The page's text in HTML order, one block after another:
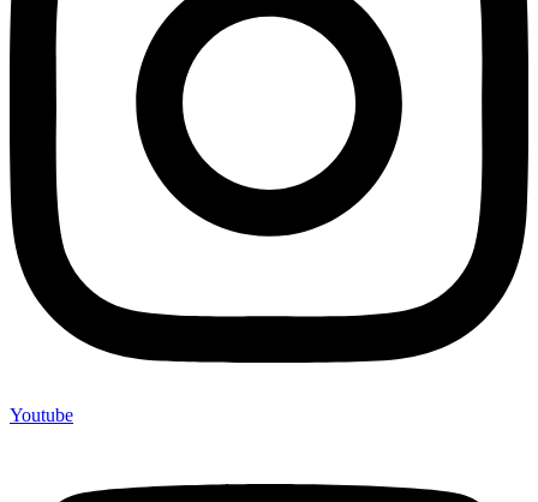
Youtube